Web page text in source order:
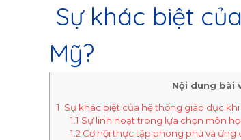
Sự khác biệt
Mỹ?
Nội dung bài
1 Sự khác biệt của hệ thống giáo dục khi
1.1 Sự linh hoạt trong lựa chọn môn
1.2Cơ hội thực tập phong phú và ứng